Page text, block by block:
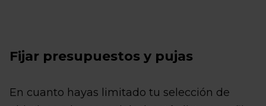
Fijar presupuestos y pujas
En cuanto hayas limitado tu selección de